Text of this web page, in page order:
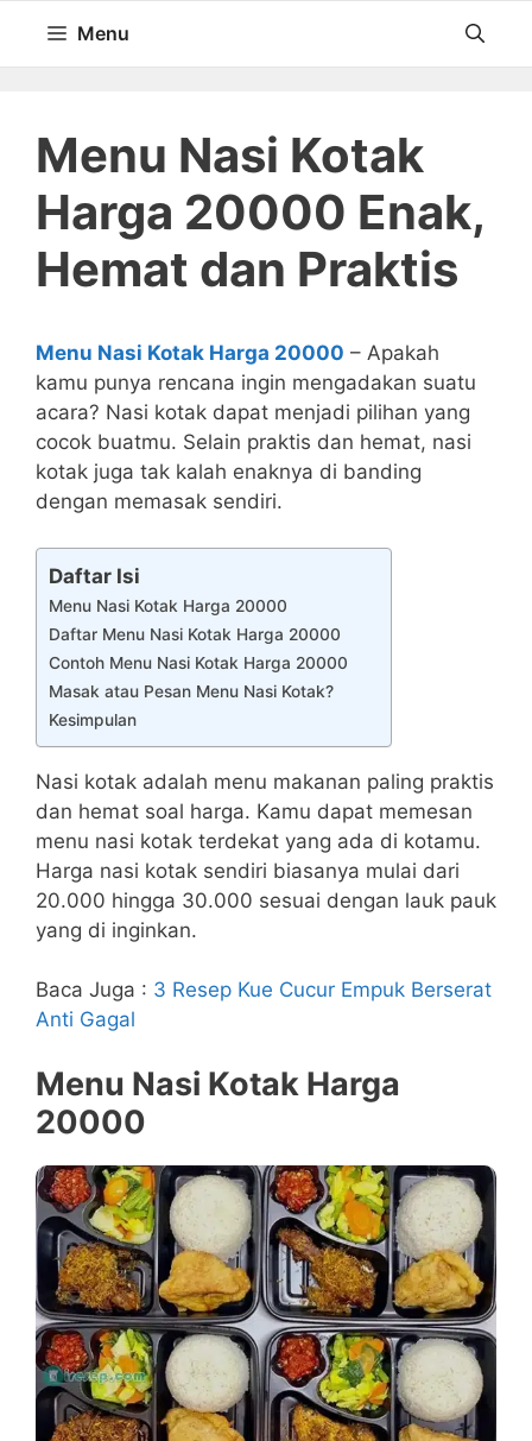
isi
Menu
Menu Nasi Kotak
Harga 20000 Enak,
Hemat dan Praktis
Menu Nasi Kotak Harga 20000 – Apakah
kamu punya rencana ingin mengadakan suatu
acara? Nasi kotak dapat menjadi pilihan yang
cocok buatmu. Selain praktis dan hemat, nasi
kotak juga tak kalah enaknya di banding
dengan memasak sendiri.
Daftar Isi
Menu Nasi Kotak Harga 20000
Daftar Menu Nasi Kotak Harga 20000
Contoh Menu Nasi Kotak Harga 20000
Masak atau Pesan Menu Nasi Kotak?
Kesimpulan
Nasi kotak adalah menu makanan paling praktis
dan hemat soal harga. Kamu dapat memesan
menu nasi kotak terdekat yang ada di kotamu.
Harga nasi kotak sendiri biasanya mulai dari
20.000 hingga 30.000 sesuai dengan lauk pauk
yang di inginkan.
Baca Juga : 3 Resep Kue Cucur Empuk Berserat
Anti Gagal
Menu Nasi Kotak Harga
20000